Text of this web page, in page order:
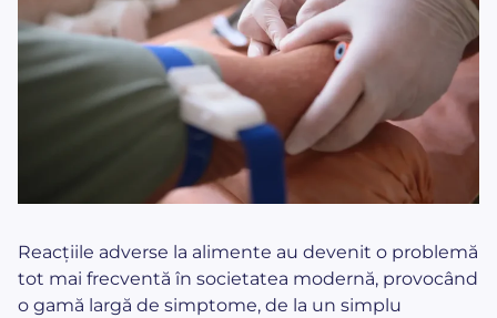
Reacțiile adverse la alimente au devenit o problemă
tot mai frecventă în societatea modernă, provocând
o gamă largă de simptome, de la un simplu